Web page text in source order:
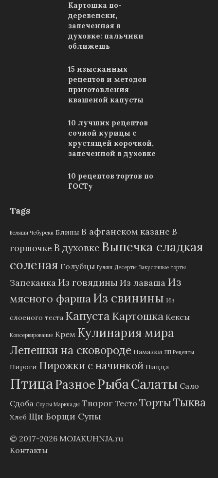
Картошка по-
деревенски,
запеченная в
духовке: пальчики
оближешь
15 изысканных
рецептов и методов
приготовления
квашеной капусты
10 лучших рецептов
сочной курицы с
хрустящей корочкой,
запеченной в духовке
10 рецептов тортов по
ГОСТу
Tags
Беляши Чебуреки Блины В афганском казане В
горшочке В духовке Выпечка сладкая
соленая Голубцы Гуляш Десерты Закусочные торты
ЗапеканкаИз говядины Из лаваша Из
мясного фаршаИз свинины Из
слоеного теста Капуста Картошка Кексы
Консервирование Крем Кулинария мира
Лепешки на сковороде Намазки ПП Рецепты
Пироги Пирожки с начинкой Пицца
ПтицаРазноеРыбаСалаты Сало
Сдоба Соусы Маринады Творог Тесто ТортыТыква
Хлеб Щи Борщи Супы
© 2017-2026 MOJAKUHNJA.ru
Контакты